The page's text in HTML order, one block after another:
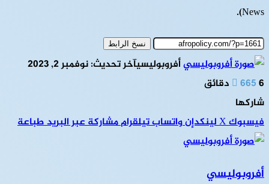
News).
نسخ الرابط
أفروبوليسيآخر تحديث: نوفمبر 2, 2023
6656 دقائق
شاركها
فيسبوك‫Xلينكدإنواتسابتيلقراممشاركة عبر البريدطباعة
أفروبوليسي